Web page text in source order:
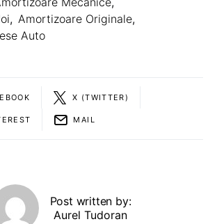
, Amortizoare Originale,
Auto
X (TWITTER)
MAIL
Post written by:
Aurel Tudoran